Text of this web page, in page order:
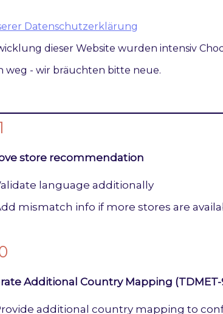
store recommendation
language additionally
mismatch info if more stores are
Additional Country Mapping (TDMET-
additional country mapping to
Datenschutzerklärung
dieser Website wurden intensiv
weg - wir bräuchten bitte neue.